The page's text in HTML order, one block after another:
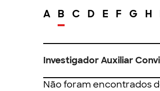
A B C D E F G H
Investigador Auxiliar
Não foram encontrados